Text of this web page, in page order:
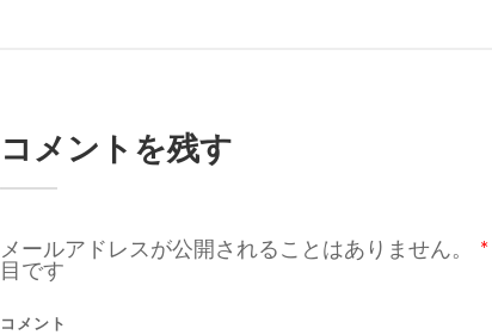
コメントを残す
メールアドレスが公開されることはありません。 *
目です
コメント